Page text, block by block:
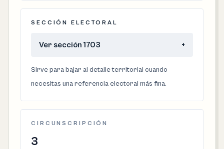
SECCIÓN ELECTORAL
Ver sección 1703 +
Sirve para bajar al detalle territorial cuando
necesitas una referencia electoral más fina.
CIRCUNSCRIPCIÓN
3